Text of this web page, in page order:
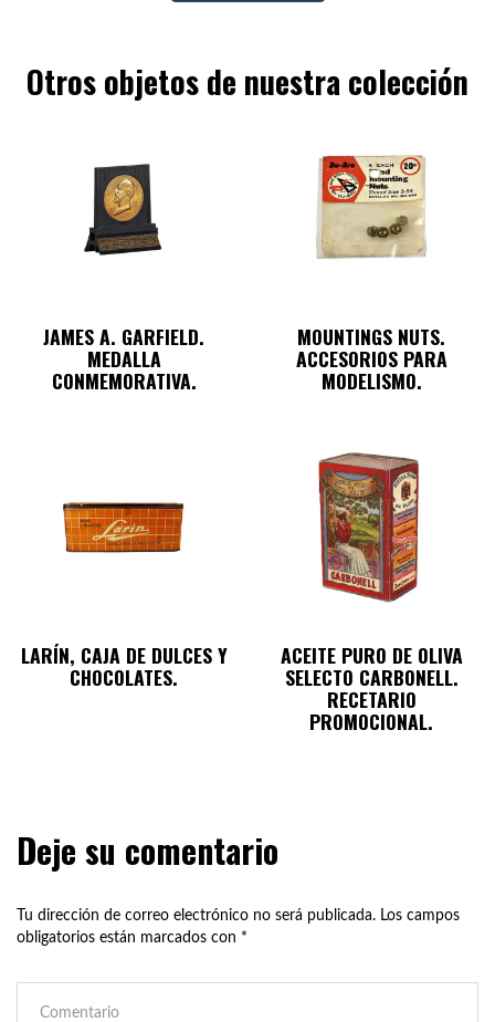
Otros objetos de nuestra colección
JAMES A. GARFIELD.
MEDALLA
CONMEMORATIVA.
MOUNTINGS NUTS.
ACCESORIOS PARA
MODELISMO.
LARÍN, CAJA DE DULCES Y
CHOCOLATES.
ACEITE PURO DE OLIVA
SELECTO CARBONELL.
RECETARIO
PROMOCIONAL.
Deje su comentario
Tu dirección de correo electrónico no será publicada. Los campos
obligatorios están marcados con *